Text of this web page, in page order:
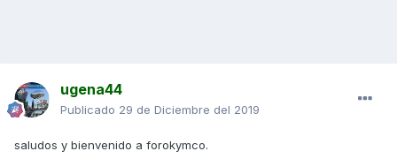
ugena44
Publicado 29 de Diciembre del 2019
saludos y bienvenido a forokymco.